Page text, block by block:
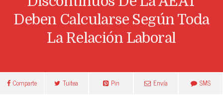
Deben Calcularse Según Toda
La Relación Laboral
Comparte Tuitea Pin Envía SMS